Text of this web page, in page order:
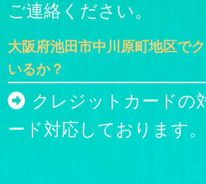
ご連絡ください。
大阪府池田市中川原町地区で
いるか？
クレジットカードの
ード対応しております。